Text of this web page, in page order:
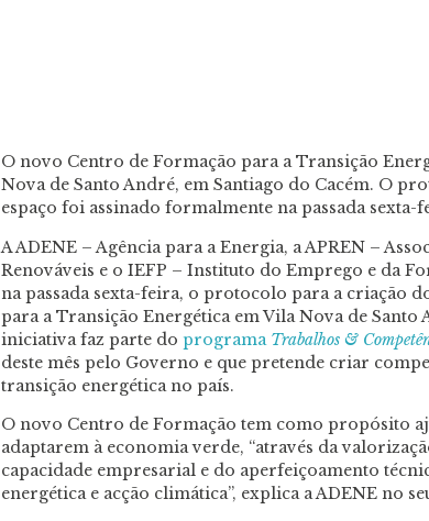
O novo Centro de Formação para a Transição
Nova de Santo André, em Santiago do Cacém. O
espaço foi assinado formalmente na passada sexta-
A ADENE – Agência para a Energia, a APREN –
Renováveis e o IEFP – Instituto do Emprego e da
na passada sexta-feira, o protocolo para a criação
para a Transição Energética em Vila Nova de Santo
iniciativa faz parte do programa Trabalhos &
deste mês pelo Governo e que pretende criar
transição energética no país.
O novo Centro de Formação tem como propósito
adaptarem à economia verde, “através da
capacidade empresarial e do aperfeiçoamento
energética e acção climática”, explica a ADENE no